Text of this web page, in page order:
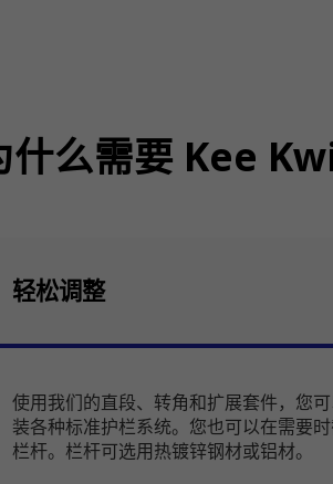
什么需要 Kee
轻松调整
使用我们的直段、转角和扩展套件，您
装各种标准护栏系统。您也可以在需要
栏杆。栏杆可选用热镀锌钢材或铝材。